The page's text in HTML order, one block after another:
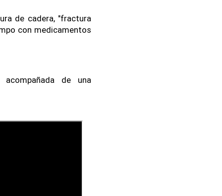
de cadera, "fractura
con medicamentos
de una